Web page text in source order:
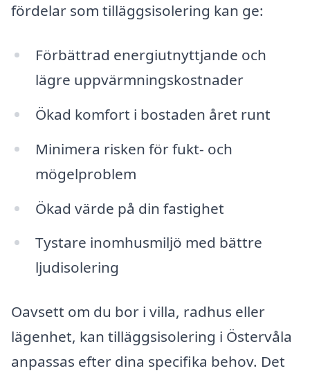
fördelar som tilläggsisolering kan ge:
Förbättrad energiutnyttjande och
lägre uppvärmningskostnader
Ökad komfort i bostaden året runt
Minimera risken för fukt- och
mögelproblem
Ökad värde på din fastighet
Tystare inomhusmiljö med bättre
ljudisolering
Oavsett om du bor i villa, radhus eller
lägenhet, kan tilläggsisolering i Östervåla
anpassas efter dina specifika behov. Det